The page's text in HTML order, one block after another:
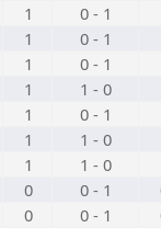
1 0 - 1
1 0 - 1
1 0 - 1
1 1 - 0
1 0 - 1
1 1 - 0
1 1 - 0
0 0 - 1
0 0 - 1